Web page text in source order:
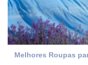
Melhores Roupas